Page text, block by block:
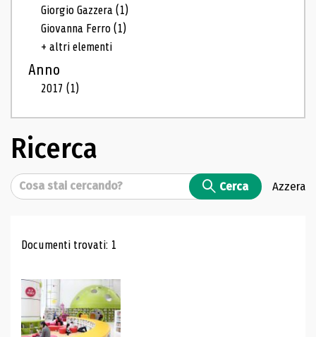
Giorgio Gazzera(1)
Giovanna Ferro(1)
+ altri elementi
Anno
2017(1)
Ricerca
Cerca Cerca Azzera
Risultati di ricerca
Documenti trovati: 1